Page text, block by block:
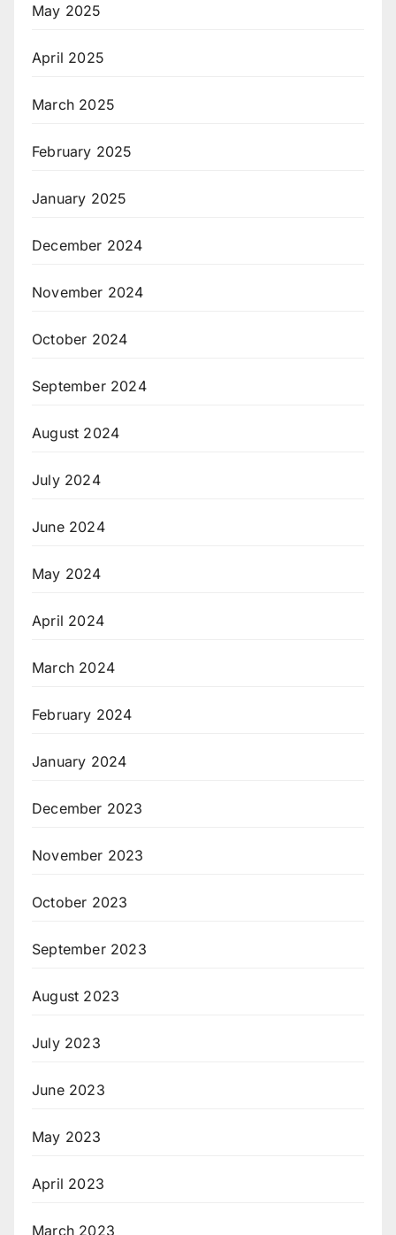
May 2025
April 2025
March 2025
February 2025
January 2025
December 2024
November 2024
October 2024
September 2024
August 2024
July 2024
June 2024
May 2024
April 2024
March 2024
February 2024
January 2024
December 2023
November 2023
October 2023
September 2023
August 2023
July 2023
June 2023
May 2023
April 2023
March 2023